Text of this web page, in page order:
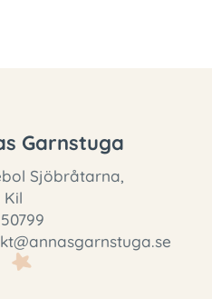
Garnstuga
Sjöbråtarna,
Kil